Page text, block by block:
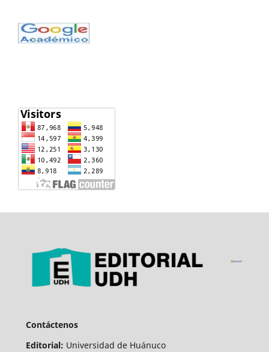
Contáctenos
Editorial: Universidad de Huánuco